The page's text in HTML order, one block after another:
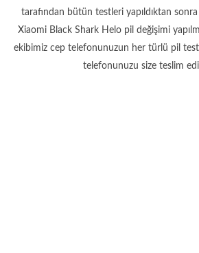
tarafından bütün testleri yapıldıktan
Xiaomi Black Shark Helo pil değişimi
ekibimiz cep telefonunuzun her türlü pil test
telefonunuzu size teslim